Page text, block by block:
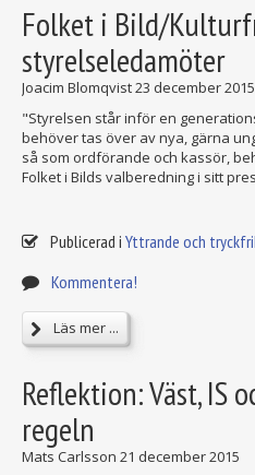
Folket i Bild/
styrelseledamöter
Joacim Blomqvist23 december 2015
"Styrelsen står inför en
behöver tas över av nya, gärna
så som ordförande och kassör,
Folket i Bilds valberedning i sitt
Publicerad i Yttrande och
Kommentera!
Läs mer ...
Reflektion: Väst, IS
regeln
Mats Carlsson 21 december 2015